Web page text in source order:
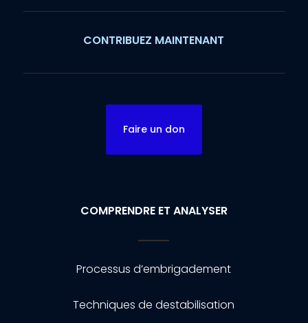
CONTRIBUEZ MAINTENANT
Faire un don
COMPRENDRE ET ANALYSER
Processus d’embrigadement
Techniques de destabilisation